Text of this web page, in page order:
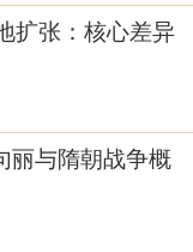
扩张：核心差异
丽与隋朝战争概